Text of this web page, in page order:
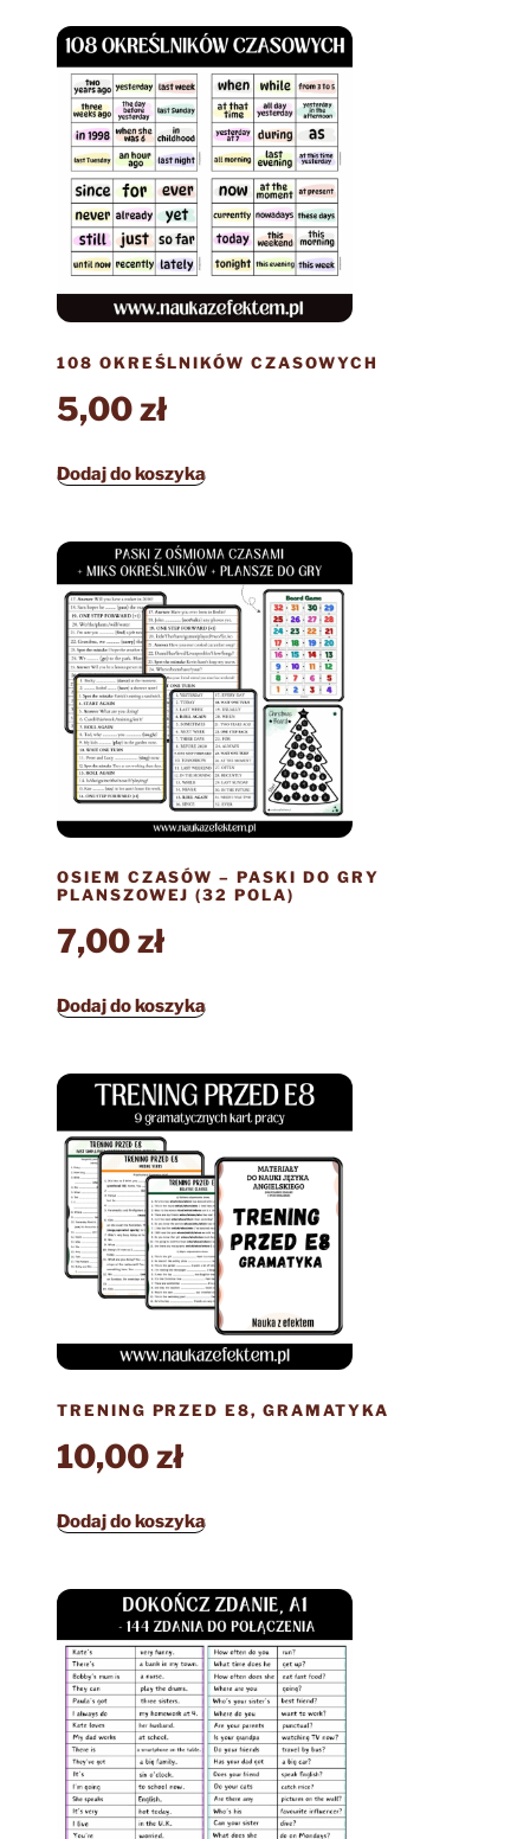
108 OKREŚLNIKÓW CZASOWYCH
5,00zł
Dodaj do koszyka
OSIEM CZASÓW – PASKI DO GRY
PLANSZOWEJ (32 POLA)
7,00zł
Dodaj do koszyka
TRENING PRZED E8, GRAMATYKA
10,00zł
Dodaj do koszyka